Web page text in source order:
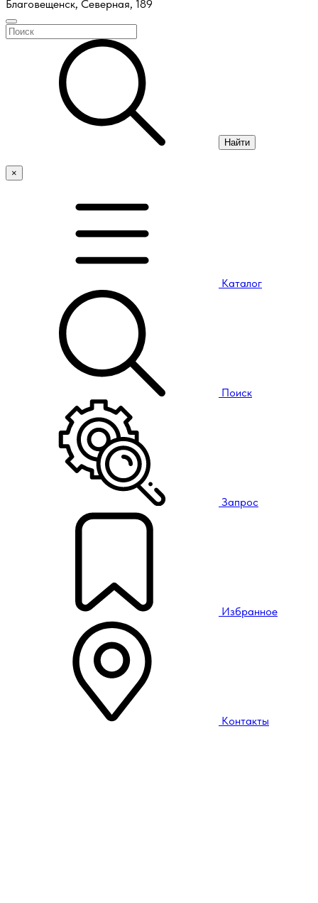
Благовещенск, Северная, 189
Найти
×
Каталог
Поиск
Запрос
Избранное
Контакты